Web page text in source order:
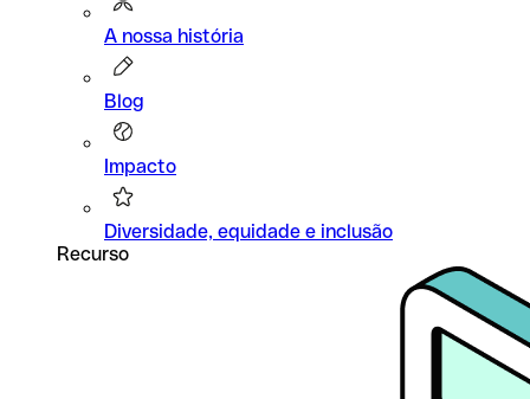
A nossa história
Blog
Impacto
Diversidade, equidade e inclusão
Recurso